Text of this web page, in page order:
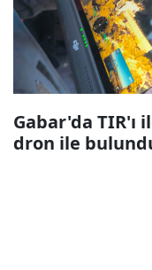
Gabar'da TIR'ı
dron ile